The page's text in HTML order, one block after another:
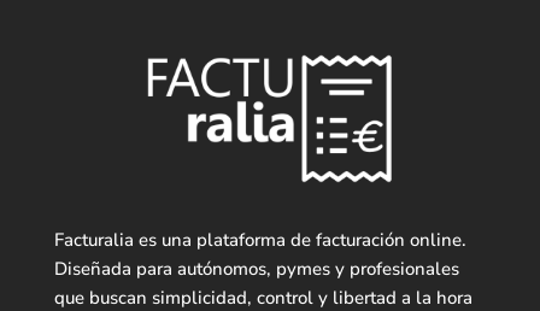
Facturalia es una plataforma de facturación online.
Diseñada para autónomos, pymes y profesionales
que buscan simplicidad, control y libertad a la hora